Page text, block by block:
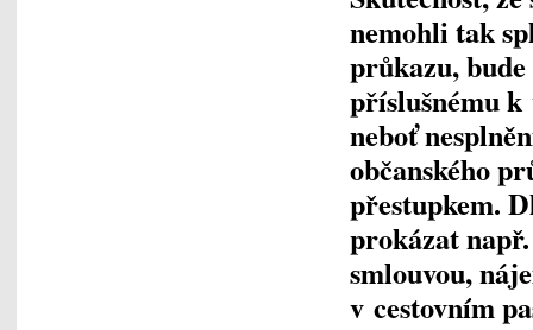
nemohli tak
průkazu,
příslušnému k
neboť
občanského
přestupkem.
prokázat
smlouvou,
v cestovním